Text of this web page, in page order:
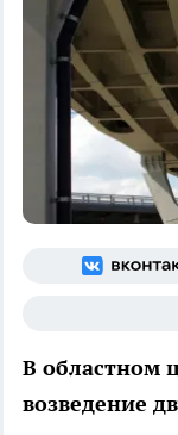
В областном
возведение